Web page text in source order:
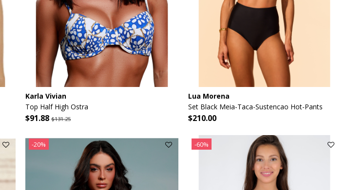
Karla Vivian
Top Half High Ostra
$91.88 $131.25
Lua Morena
Set Black Meia-Taca-Sustencao Hot-Pants
$210.00
-20% -60%